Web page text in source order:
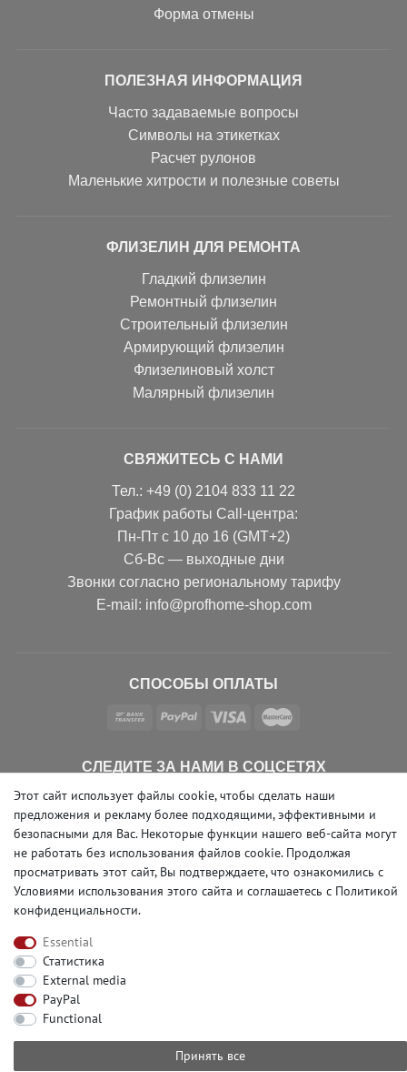
Форма отмены
ПОЛЕЗНАЯ ИНФОРМАЦИЯ
Часто задаваемые вопросы
Символы на этикетках
Расчет рулонов
Маленькие хитрости и полезные советы
ФЛИЗЕЛИН ДЛЯ РЕМОНТА
Гладкий флизелин
Ремонтный флизелин
Строительный флизелин
Армирующий флизелин
Флизелиновый холст
Малярный флизелин
СВЯЖИТЕСЬ С НАМИ
Тел.: +49 (0) 2104 833 11 22
График работы Call-центра:
Пн-Пт с 10 до 16 (GMT+2)
Сб-Вс — выходные дни
Звонки согласно региональному тарифу
Е-mail: info@profhome-shop.com
СПОСОБЫ ОПЛАТЫ
СЛЕДИТЕ ЗА НАМИ В СОЦСЕТЯХ
© Copyright 2026 | e-Delux GmbH
Этот сайт использует файлы cookie, чтобы сделать наши
предложения и рекламу более подходящими, эффективными и
безопасными для Вас. Некоторые функции нашего веб-сайта могут
не работать без использования файлов cookie. Продолжая
просматривать этот сайт, Вы подтверждаете, что ознакомились с
Условиями использования этого сайта и соглашаетесь с Политикой
конфиденциальности.
Essential
Статистика
External media
PayPal
Functional
Принять все